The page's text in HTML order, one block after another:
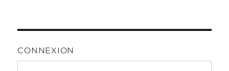
CONNEXION